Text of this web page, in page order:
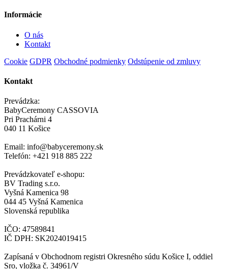
Informácie
O nás
Kontakt
Cookie GDPR Obchodné podmienky Odstúpenie od zmluvy
Kontakt
Prevádzka:
BabyCeremony CASSOVIA
Pri Prachárni 4
040 11 Košice
Email: info@babyceremony.sk
Telefón: +421 918 885 222
Prevádzkovateľ e-shopu:
BV Trading s.r.o.
Vyšná Kamenica 98
044 45 Vyšná Kamenica
Slovenská republika
IČO: 47589841
IČ DPH: SK2024019415
Zapísaná v Obchodnom registri Okresného súdu Košice I, oddiel
Sro, vložka č. 34961/V